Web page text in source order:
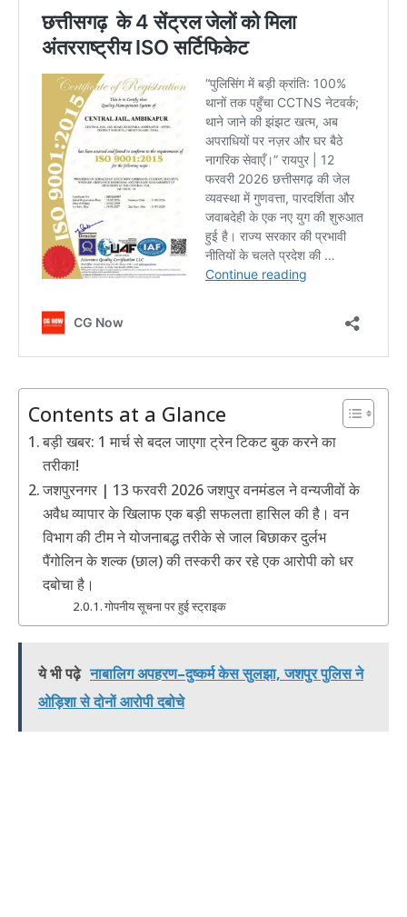
Contents at a Glance
बड़ी खबर: 1 मार्च से बदल जाएगा ट्रेन टिकट बुक करने का
तरीका!
जशपुरनगर | 13 फरवरी 2026 जशपुर वनमंडल ने वन्यजीवों के
अवैध व्यापार के खिलाफ एक बड़ी सफलता हासिल की है। वन
विभाग की टीम ने योजनाबद्ध तरीके से जाल बिछाकर दुर्लभ
पैंगोलिन के शल्क (छाल) की तस्करी कर रहे एक आरोपी को धर
दबोचा है।
​गोपनीय सूचना पर हुई स्ट्राइक
ये भी पढ़े नाबालिग अपहरण–दुष्कर्म केस सुलझा, जशपुर पुलिस ने
ओड़िशा से दोनों आरोपी दबोचे